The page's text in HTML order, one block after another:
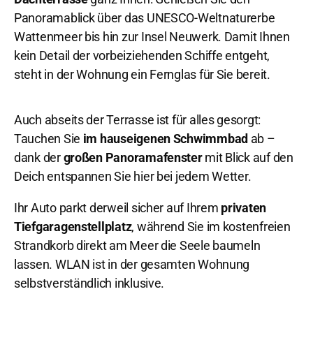
Panoramablick über das UNESCO-Weltnaturerbe
Wattenmeer bis hin zur Insel Neuwerk. Damit Ihnen
kein Detail der vorbeiziehenden Schiffe entgeht,
steht in der Wohnung ein Fernglas für Sie bereit.
Auch abseits der Terrasse ist für alles gesorgt:
Tauchen Sie im hauseigenen Schwimmbad ab –
dank dergroßen Panoramafenstermit Blick auf den
Deich entspannen Sie hier bei jedem Wetter.
Ihr Auto parkt derweil sicher auf Ihrem privaten
Tiefgaragenstellplatz, während Sie im kostenfreien
Strandkorb direkt am Meer die Seele baumeln
lassen. WLAN ist in der gesamten Wohnung
selbstverständlich inklusive.